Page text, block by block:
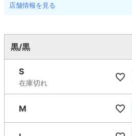
店舗情報を見る
黒/黒
S
在庫切れ
M